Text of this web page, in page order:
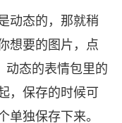
动态的，那就稍
想要的图片，点
动态的表情包里的
，保存的时候可
单独保存下来。